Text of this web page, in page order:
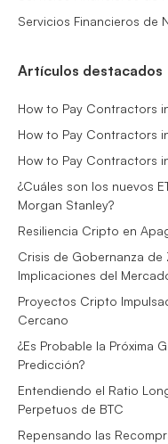
Servicios Financieros de
Artículos destacados
How to Pay Contractors
How to Pay Contractors
How to Pay Contractors
¿Cuáles son los nuevos
Morgan Stanley?
Resiliencia Cripto en
Crisis de Gobernanza de
Implicaciones del
Proyectos Cripto
Cercano
¿Es Probable la Próxima
Predicción?
Entendiendo el Ratio
Perpetuos de BTC
Repensando las